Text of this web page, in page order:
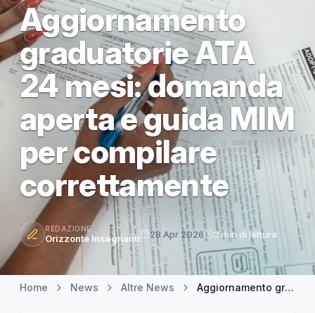
Aggiornamento
graduatorie ATA
24 mesi: domanda
aperta e guida MIM
per compilare
correttamente
REDAZIONE
Orizzonte Insegnanti 28 Apr 2026 3 min di lettura
Home News Altre News Aggiornamento graduatorie ATA 24 mesi: domanda aperta e guida MIM per compilare correttamente